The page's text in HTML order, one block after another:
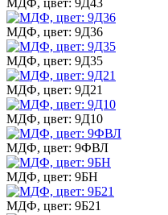
МДФ, цвет: 9Д43
МДФ, цвет: 9Д36
МДФ, цвет: 9Д35
МДФ, цвет: 9Д21
МДФ, цвет: 9Д10
МДФ, цвет: 9ФВЛ
МДФ, цвет: 9БН
МДФ, цвет: 9Б21